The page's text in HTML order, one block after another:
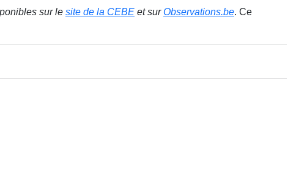
sur le site de la CEBE et surObservations.be. Ce